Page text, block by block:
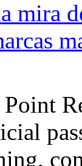
mira